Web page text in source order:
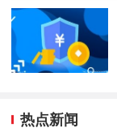
热点新闻